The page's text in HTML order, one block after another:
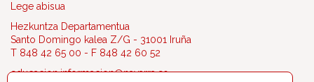
Lege abisua
Hezkuntza Departamentua
Santo Domingo kalea Z/G - 31001 Iruña
T 848 42 65 00 - F 848 42 60 52
educacion.informacion@navarra.es